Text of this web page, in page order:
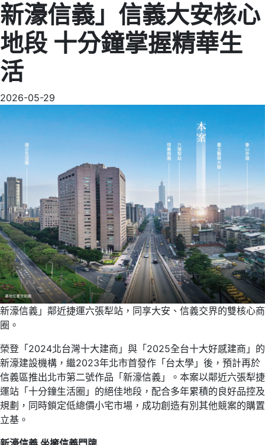
新濠信義」信義大安核心
地段 十分鐘掌握精華生
活
2026-05-29
新濠信義」鄰近捷運六張犁站，同享大安、信義交界的雙核心商
圈。
榮登「2024北台灣十大建商」與「2025全台十大好感建商」的
新濠建設機構，繼2023年北市首發作「台太學」後，預計再於
信義區推出北市第二號作品「新濠信義」。本案以鄰近六張犁捷
運站「十分鐘生活圈」的絕佳地段，配合多年累積的良好品控及
規劃，同時鎖定低總價小宅市場，成功創造有別其他競案的購置
立基。